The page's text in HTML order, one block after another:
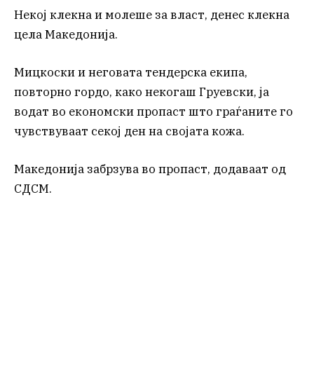
Некој клекна и молеше за власт, денес клекна
цела Македонија.
Мицкоски и неговата тендерска екипа,
повторно гордо, како некогаш Груевски, ја
водат во економски пропаст што граѓаните го
чувствуваат секој ден на својата кожа.
Македонија забрзува во пропаст, додаваат од
СДСМ.